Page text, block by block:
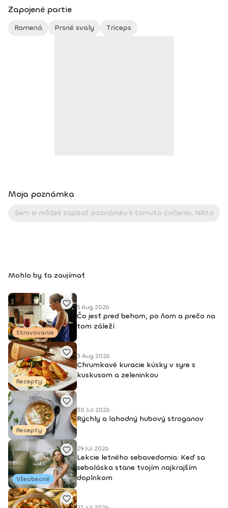
svalového rastu a chudnutia. Ak by som mal vyzdvihnúť
svoje najväčšie pracovné počiny, iste by to bolo to, že sa
nám už 9 rokov darí v ČR vzdelávať fitnes komunitu, a to
Zapojené partie
Ramená Prsné svaly Triceps
Moja poznámka
Mohlo by ťa zaujímať
Stravovanie
5 Aug 2026
Čo jesť pred behom, po ňom a prečo na
tom záleží
Recepty
3 Aug 2026
Chrumkavé kuracie kúsky v syre s
kuskusom a zeleninkou
Recepty
30 Júl 2026
Rýchly a lahodný hubový stroganov
Všeobecné
29 Júl 2026
Lekcie letného sebavedomia: Keď sa
sebaláska stane tvojím najkrajším
doplnkom